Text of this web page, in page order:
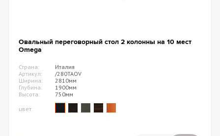
Овальный переговорный стол 2 колонны на 10 мест
Omega
Страна:
Италия
Артикул:
/280TAOV
Ширина:
2810мм
Глубина:
1900мм
Высота:
750мм
цвет: